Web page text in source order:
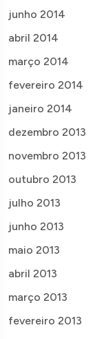
junho 2014
abril 2014
março 2014
fevereiro 2014
janeiro 2014
dezembro 2013
novembro 2013
outubro 2013
julho 2013
junho 2013
maio 2013
abril 2013
março 2013
fevereiro 2013